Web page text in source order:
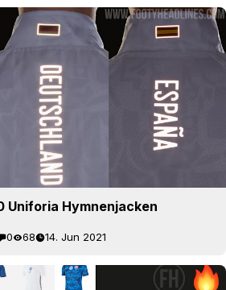
Uniforia Hymnenjacken
0 68 14. Jun 2021